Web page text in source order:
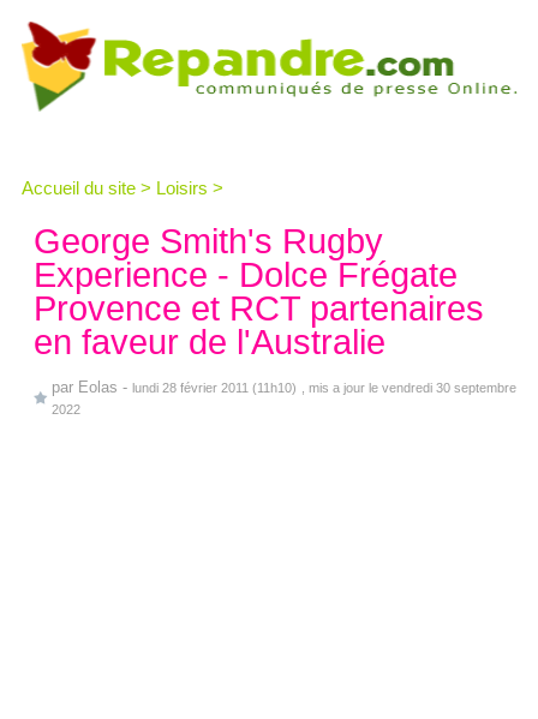
Accueil du site > Loisirs >
George Smith's Rugby
Experience - Dolce Frégate
Provence et RCT partenaires
en faveur de l'Australie
par Eolas - lundi 28 février 2011 (11h10)
, mis a jour le vendredi 30 septembre
2022